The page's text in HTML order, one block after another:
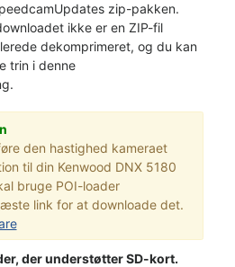
zip-pakken.
ikke er en ZIP-fil
dekomprimeret, og du kan
trin i denne
den hastighed kameraet
til din Kenwood DNX 5180
bruge POI-loader
link for at downloade det.
der understøtter SD-kort.